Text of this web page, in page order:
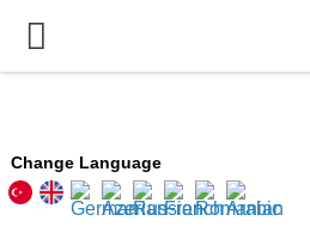
Change Language